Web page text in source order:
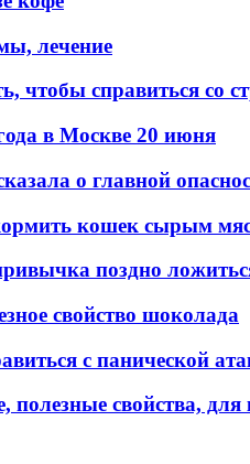
лечение
чтобы справиться со
в Москве 20 июня
о главной
кошек сырым
поздно
свойство шоколада
с панической
свойства, для